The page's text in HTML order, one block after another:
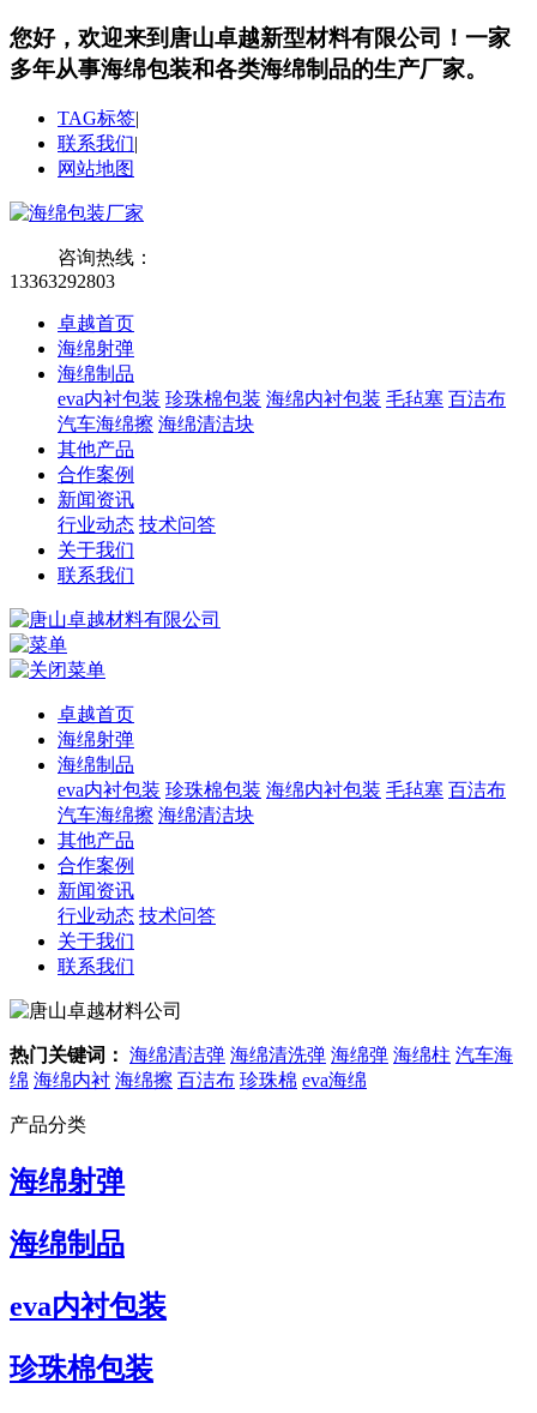
您好，欢迎来到唐山卓越新型材料有限公司！ 一家
多年从事海绵包装和各类海绵制品的生产厂家。
TAG标签|
联系我们|
网站地图
咨询热线：
13363292803
卓越首页
海绵射弹
海绵制品
eva内衬包装 珍珠棉包装 海绵内衬包装 毛毡塞 百洁布
汽车海绵擦 海绵清洁块
其他产品
合作案例
新闻资讯
行业动态 技术问答
关于我们
联系我们
卓越首页
海绵射弹
海绵制品
eva内衬包装 珍珠棉包装 海绵内衬包装 毛毡塞 百洁布
汽车海绵擦 海绵清洁块
其他产品
合作案例
新闻资讯
行业动态 技术问答
关于我们
联系我们
热门关键词： 海绵清洁弹 海绵清洗弹 海绵弹 海绵柱 汽车海
绵 海绵内衬 海绵擦 百洁布 珍珠棉 eva海绵
产品分类
海绵射弹
海绵制品
eva内衬包装
珍珠棉包装